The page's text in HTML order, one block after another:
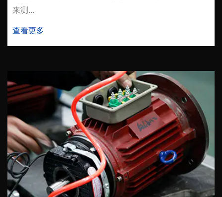
来测...
查看更多